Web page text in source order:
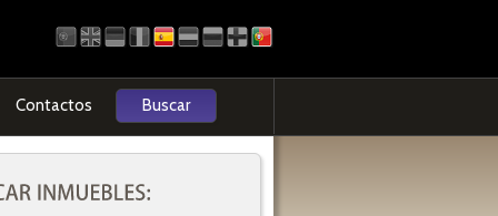
Contactos Buscar